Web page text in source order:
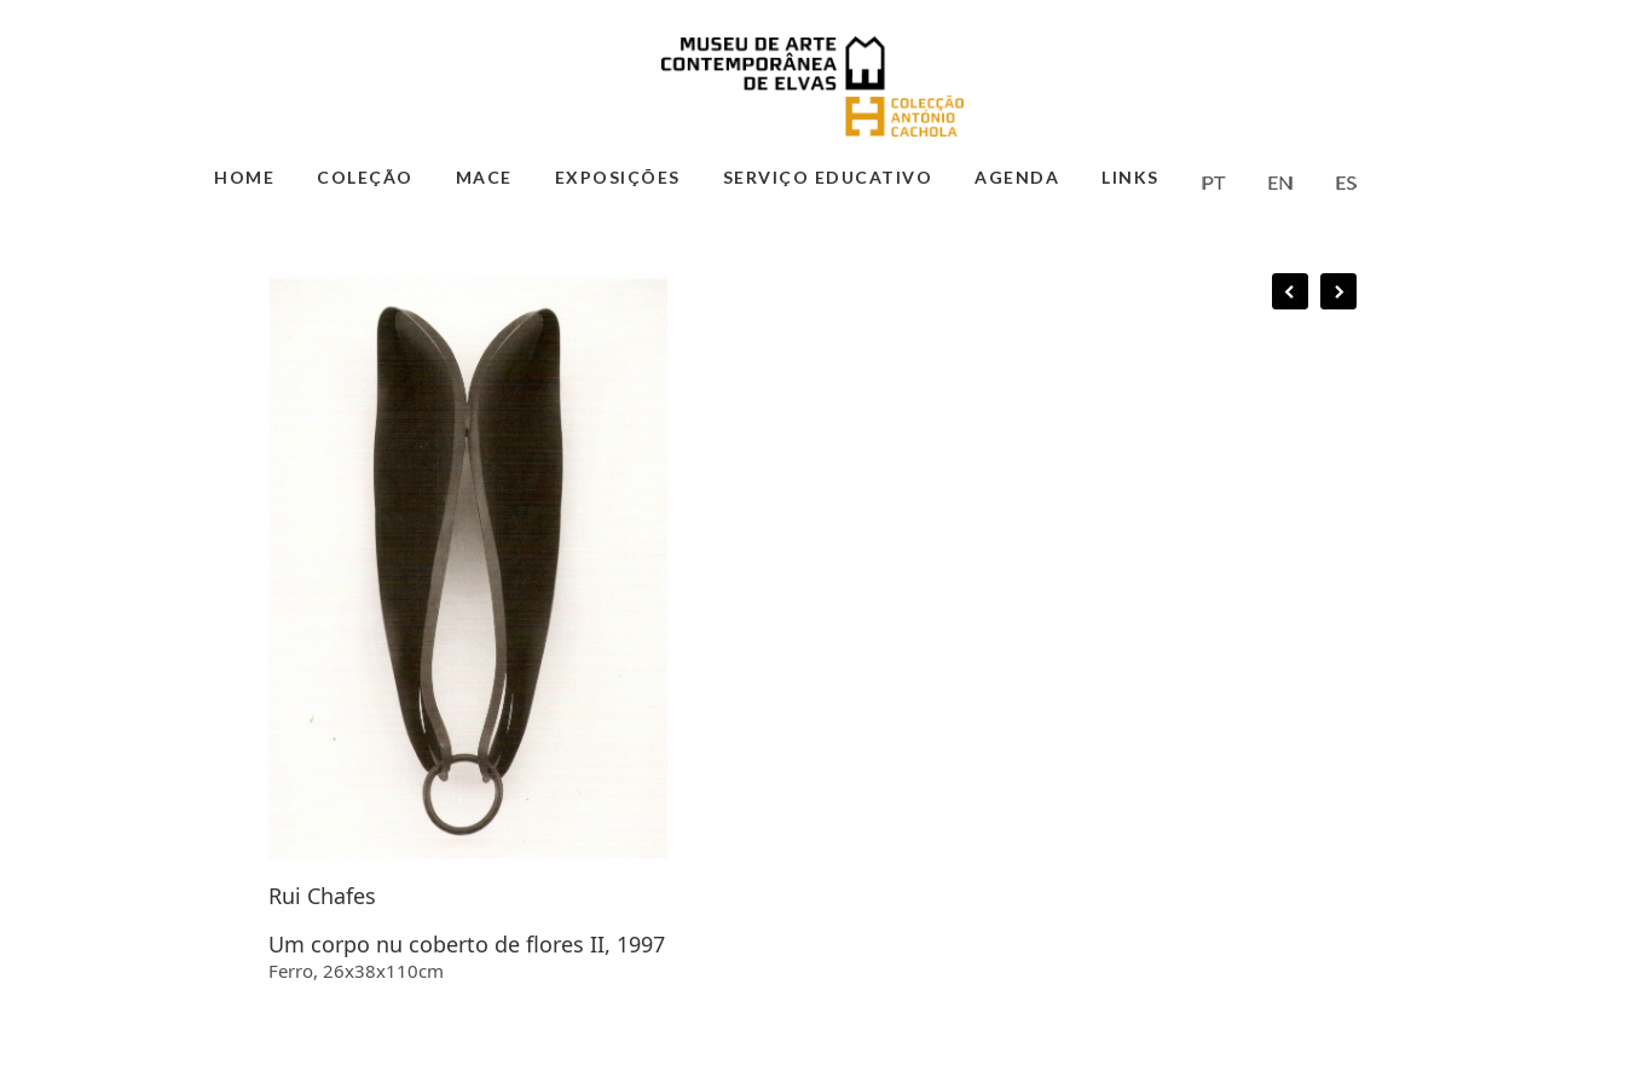
HOME COLEÇÃO MACE EXPOSIÇÕES SERVIÇO EDUCATIVO AGENDA LINKS
Rui Chafes
Um corpo nu coberto de flores II, 1997
Ferro, 26x38x110cm